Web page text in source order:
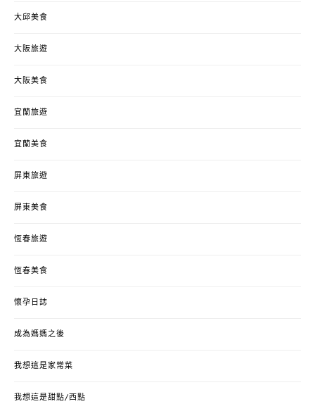
大邱美食
大阪旅遊
大阪美食
宜蘭旅遊
宜蘭美食
屏東旅遊
屏東美食
恆春旅遊
恆春美食
懷孕日誌
成為媽媽之後
我想這是家常菜
我想這是甜點/西點